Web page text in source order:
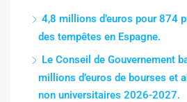
4,8 millions d’euros pour 874
des tempêtes en Espagne.
Le Conseil de Gouvernement
millions d’euros de bourses et
non universitaires 2026-2027.